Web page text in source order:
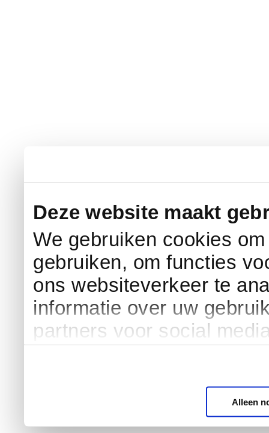
Deze website maakt
We gebruiken cookies
gebruiken, om functies
ons websiteverkeer te
informatie over uw
partners voor social
Alleen